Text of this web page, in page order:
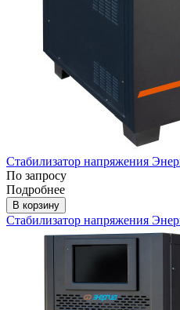
Стабилизатор напряжения
По запросу
Подробнее
В корзину
Стабилизатор напряжения